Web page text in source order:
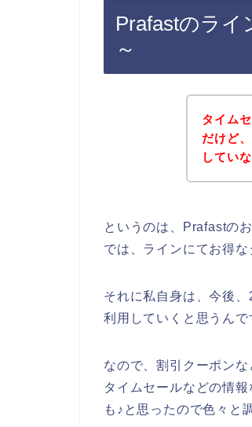
Prafastのラ
～
タイム
だけど
してい
というのは、Prafastの
では、ラインにてお得
それに私自身は、今後
利用していくと思うんで
なので、割引クーポン
タイムセールなどの情
も♪と思ったので色々と